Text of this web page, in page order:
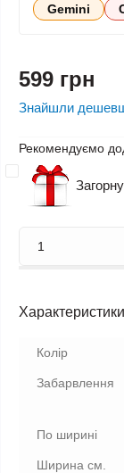
Gemini
599 грн
Знайшли
Рекомендуємо
Колір
Забарвлення
По ширині
Ширина см.